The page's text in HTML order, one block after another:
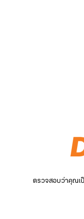
ตรวจสอบว่าคุณเ